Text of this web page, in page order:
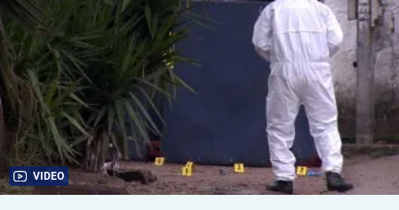
VIDEO